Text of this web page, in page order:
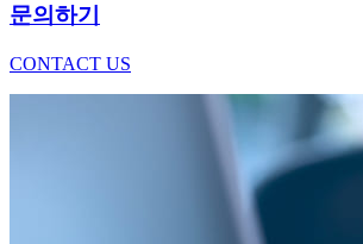
문의하기
CONTACT US